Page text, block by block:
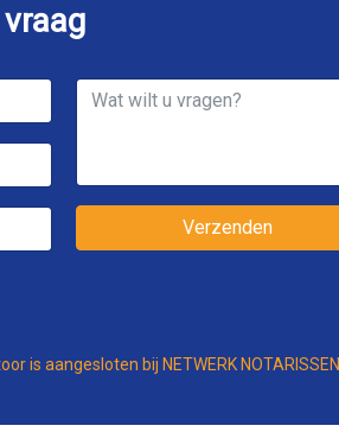
Verzenden
is aangesloten bij NETWERK NOTARISSEN